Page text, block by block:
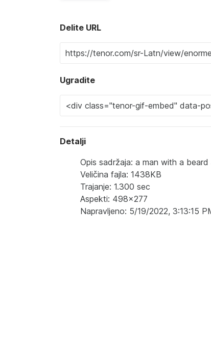
Delite URL
Ugradite
Detalji
Opis sadržaja: a man with a
Veličina fajla: 1438KB
Trajanje: 1.300 sec
Aspekti: 498x277
Napravljeno: 5/19/2022, 3:13:15